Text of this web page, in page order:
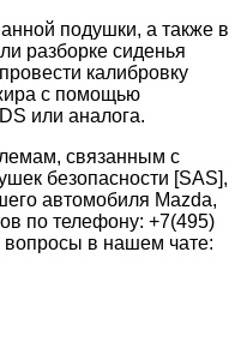
подушки, а также в
разборке сиденья
калибровку
с помощью
или аналога.
связанным с
безопасности [SAS],
автомобиля Mazda,
по телефону: +7(495)
вопросы в нашем чате: